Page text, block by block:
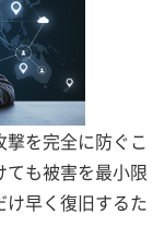
を完全に防ぐこ
ても被害を最小限
早く復旧するた